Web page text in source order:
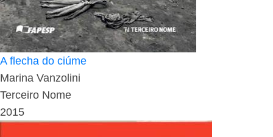
A flecha do ciúme
Marina Vanzolini
Terceiro Nome
2015